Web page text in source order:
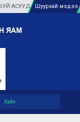
ГАЗАР ДЭЭР НЬ
Шуурхай мэдээ